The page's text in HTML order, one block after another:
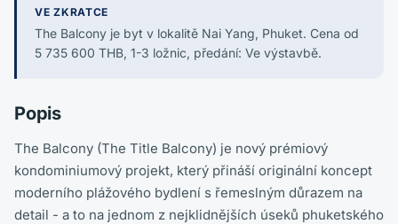
VE ZKRATCE
The Balcony je byt v lokalitě Nai Yang, Phuket. Cena od
5 735 600 THB, 1-3 ložnic, předání: Ve výstavbě.
Popis
The Balcony (The Title Balcony) je nový prémiový
kondominiumový projekt, který přináší originální koncept
moderního plážového bydlení s řemeslným důrazem na
detail - a to na jednom z nejklidnějších úseků phuketského